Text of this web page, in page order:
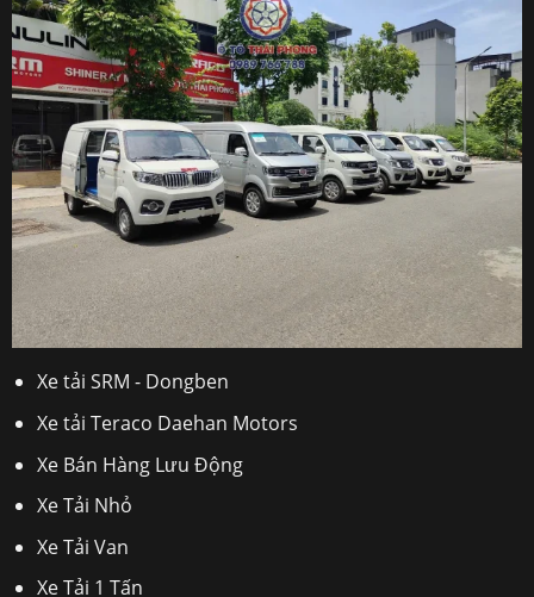
Xe tải SRM - Dongben
Xe tải Teraco Daehan Motors
Xe Bán Hàng Lưu Động
Xe Tải Nhỏ
Xe Tải Van
Xe Tải 1 Tấn